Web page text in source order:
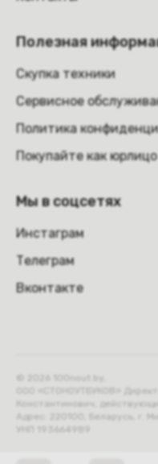
Полезная
Скупка техники
Сервисное
Политика
Покупайте как юрлицо
Мы в соцсетях
Инстаграм
Телеграм
Вконтакте
ООО «СТОНОУТБУКОВ»
Константинович,
Адрес: 220100, Беларусь, г.